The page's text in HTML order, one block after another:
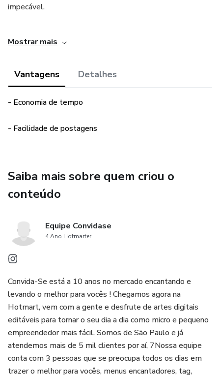
impecável.
de 2024, as confeiteiras terão auxílio para qualquer dúvida
postagens prontas para o Dia das Crianças e deseja
Aproveite a praticidade e qualidade deste produto para
Mostrar mais
Vantagens Detalhes
- Economia de tempo
- Facilidade de postagens
Saiba mais sobre quem criou o
conteúdo
Equipe Convidase
4 Ano Hotmarter
Convida-Se está a 10 anos no mercado encantando e
levando o melhor para vocês ! Chegamos agora na
Hotmart, vem com a gente e desfrute de artes digitais
editáveis para tornar o seu dia a dia como micro e pequeno
empreendedor mais fácil. Somos de São Paulo e já
atendemos mais de 5 mil clientes por aí, 7Nossa equipe
conta com 3 pessoas que se preocupa todos os dias em
trazer o melhor para vocês, menus encantadores, tag,